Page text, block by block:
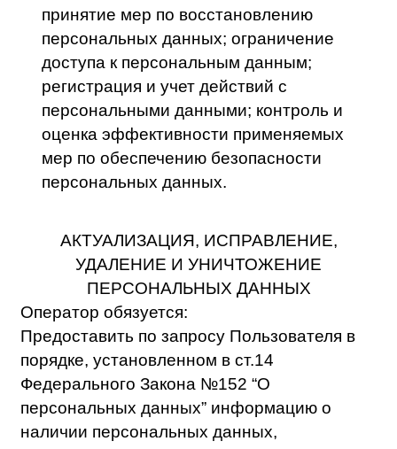
такого запроса. Указанный срок может быть
продлен, но не более чем на 5 (пять)
рабочих дней в случае направления
оператором в адрес уполномоченного
органа по защите прав субъектов
персональных данных мотивированного
уведомления с указанием причин
продления срока предоставления
запрашиваемой информации.
Прекратить обработку персональных
обработки персональных данных
Партнерами в случае:
выявления неправомерной обработки
персональных данных в срок, не
превышающий 3 (трех) рабочих дней с
даты этого выявления;
отзыва Пользователем согласия на
обработку его персональных данных
уничтожить или обеспечить уничтожение
персональных данных в срок, не
превышающий 30 (тридцати) дней с даты